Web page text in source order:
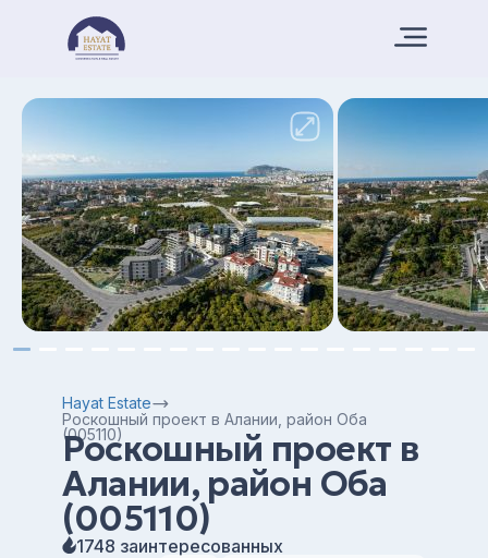
Hayat Estate
Роскошный проект в Алании, район Оба
(005110)
Роскошный проект в
Алании, район Оба
(005110)
1748 заинтересованных